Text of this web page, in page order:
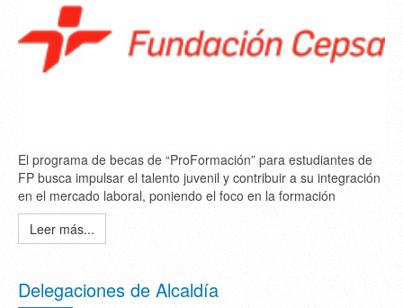
El programa de becas de “ProFormación” para estudiantes de
FP busca impulsar el talento juvenil y contribuir a su integración
en el mercado laboral, poniendo el foco en la formación
Leer más...
Delegaciones de Alcaldía